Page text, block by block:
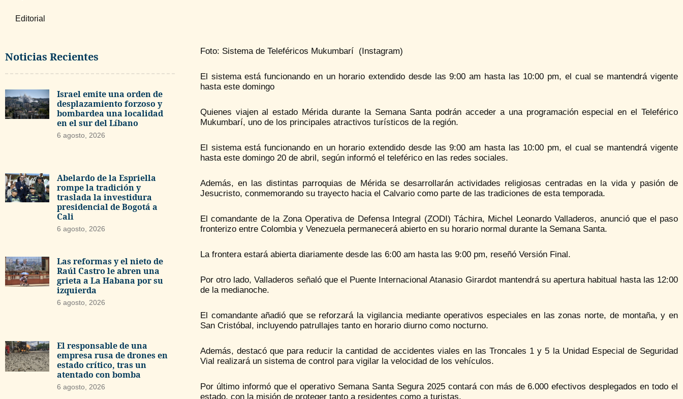
Editorial
Noticias Recientes
Israel emite una orden de
desplazamiento forzoso y
bombardea una localidad
en el sur del Líbano
6 agosto, 2026
Abelardo de la Espriella
rompe la tradición y
traslada la investidura
presidencial de Bogotá a
Cali
6 agosto, 2026
Las reformas y el nieto de
Raúl Castro le abren una
grieta a La Habana por su
izquierda
6 agosto, 2026
El responsable de una
empresa rusa de drones en
estado crítico, tras un
atentado con bomba
6 agosto, 2026
Foto: Sistema de Teleféricos Mukumbarí (Instagram)
El sistema está funcionando en un horario extendido desde las 9:00 am hasta las 10:00 pm, el cual se mantendrá vigente
hasta este domingo
Quienes viajen al estado Mérida durante la Semana Santa podrán acceder a una programación especial en el Teleférico
Mukumbarí, uno de los principales atractivos turísticos de la región.
El sistema está funcionando en un horario extendido desde las 9:00 am hasta las 10:00 pm, el cual se mantendrá vigente
hasta este domingo 20 de abril, según informó el teleférico en las redes sociales.
Además, en las distintas parroquias de Mérida se desarrollarán actividades religiosas centradas en la vida y pasión de
Jesucristo, conmemorando su trayecto hacia el Calvario como parte de las tradiciones de esta temporada.
El comandante de la Zona Operativa de Defensa Integral (ZODI) Táchira, Michel Leonardo Valladeros, anunció que el paso
fronterizo entre Colombia y Venezuela permanecerá abierto en su horario normal durante la Semana Santa.
La frontera estará abierta diariamente desde las 6:00 am hasta las 9:00 pm, reseñó Versión Final.
Por otro lado, Valladeros señaló que el Puente Internacional Atanasio Girardot mantendrá su apertura habitual hasta las 12:00
de la medianoche.
El comandante añadió que se reforzará la vigilancia mediante operativos especiales en las zonas norte, de montaña, y en
San Cristóbal, incluyendo patrullajes tanto en horario diurno como nocturno.
Además, destacó que para reducir la cantidad de accidentes viales en las Troncales 1 y 5 la Unidad Especial de Seguridad
Vial realizará un sistema de control para vigilar la velocidad de los vehículos.
Por último informó que el operativo Semana Santa Segura 2025 contará con más de 6.000 efectivos desplegados en todo el
estado, con la misión de proteger tanto a residentes como a turistas.